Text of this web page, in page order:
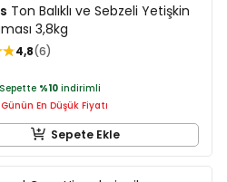
Ton Balıklı ve Sebzeli Yetişkin
3,8kg
4,8 6
Sepette %10 indirimli
Günün En Düşük Fiyatı
Sepete Ekle